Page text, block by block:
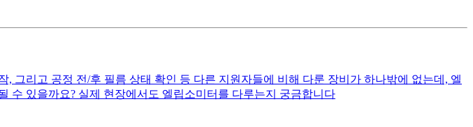
그리고 공정 전/후 필름 상태 확인 등 다른 지원자들에 비해 다룬 장비가 하나밖에 없는데, 엘
수 있을까요? 실제 현장에서도 엘립소미터를 다루는지 궁금합니다